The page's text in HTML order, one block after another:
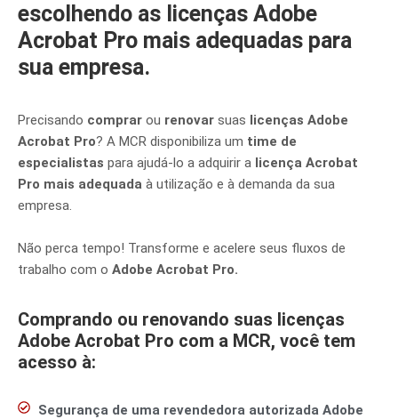
escolhendo as licenças Adobe
Acrobat Pro mais adequadas para
sua empresa.
Precisando comprar ou renovar suas licenças Adobe
Acrobat Pro? A MCR disponibiliza um time de
especialistas para ajudá-lo a adquirir a licença Acrobat
Pro mais adequada à utilização e à demanda da sua
empresa.
Não perca tempo! Transforme e acelere seus fluxos de
trabalho com o Adobe Acrobat Pro.
Comprando ou renovando suas licenças
Adobe Acrobat Pro com a MCR, você tem
acesso à:
Segurança de uma revendedora autorizada Adobe